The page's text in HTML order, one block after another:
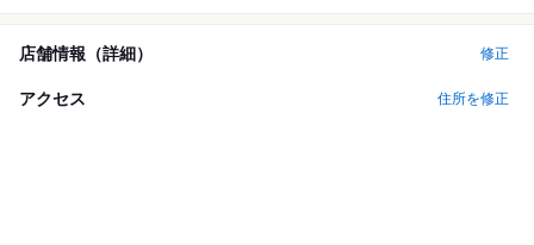
店舗情報（詳細） 修正
アクセス 住所を修正